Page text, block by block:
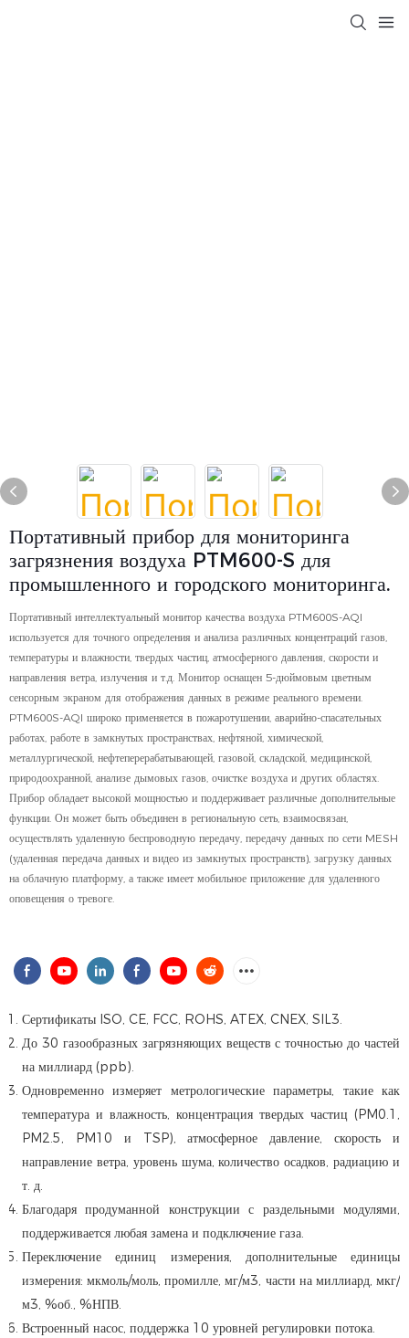
Портативный прибор для мониторинга
загрязнения воздуха PTM600-S для
промышленного и городского мониторинга.
Портативный интеллектуальный монитор качества воздуха PTM600S-AQI
используется для точного определения и анализа различных концентраций газов,
температуры и влажности, твердых частиц, атмосферного давления, скорости и
направления ветра, излучения и т.д. Монитор оснащен 5-дюймовым цветным
сенсорным экраном для отображения данных в режиме реального времени.
PTM600S-AQI широко применяется в пожаротушении, аварийно-спасательных
работах, работе в замкнутых пространствах, нефтяной, химической,
металлургической, нефтеперерабатывающей, газовой, складской, медицинской,
природоохранной, анализе дымовых газов, очистке воздуха и других областях.
Прибор обладает высокой мощностью и поддерживает различные дополнительные
функции. Он может быть объединен в региональную сеть, взаимосвязан,
осуществлять удаленную беспроводную передачу, передачу данных по сети MESH
(удаленная передача данных и видео из замкнутых пространств), загрузку данных
на облачную платформу, а также имеет мобильное приложение для удаленного
оповещения о тревоге.
Сертификаты ISO, CE, FCC, ROHS, ATEX, CNEX, SIL3.
До 30 газообразных загрязняющих веществ с точностью до частей
на миллиард (ppb).
Одновременно измеряет метрологические параметры, такие как
температура и влажность, концентрация твердых частиц (PM0.1,
PM2.5, PM10 и TSP), атмосферное давление, скорость и
направление ветра, уровень шума, количество осадков, радиацию и
т. д.
Благодаря продуманной конструкции с раздельными модулями,
поддерживается любая замена и подключение газа.
Переключение единиц измерения, дополнительные единицы
измерения: мкмоль/моль, промилле, мг/м3, части на миллиард, мкг/
м3, %об., %НПВ.
Встроенный насос, поддержка 10 уровней регулировки потока.